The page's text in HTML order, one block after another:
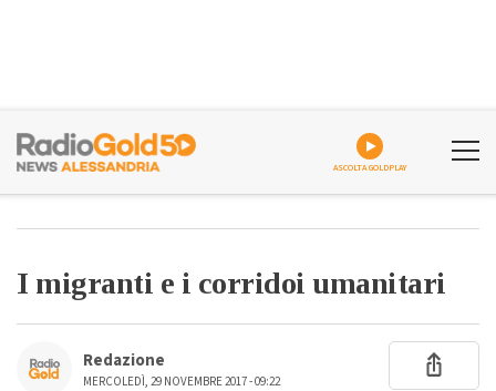
ASCOLTA GOLDPLAY
I migranti e i corridoi umanitari
Redazione
MERCOLEDÌ, 29 NOVEMBRE 2017 - 09:22